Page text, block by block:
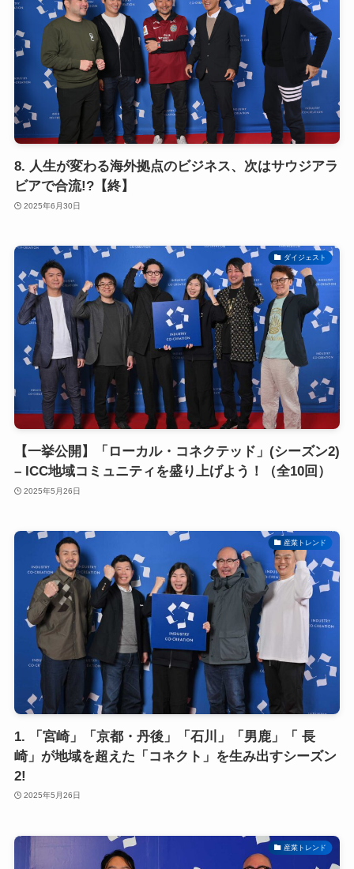
8. 人生が変わる海外拠点のビジネス、次はサウジアラ
ビアで合流!?【終】
2025年6月30日
ダイジェスト
【一挙公開】「ローカル・コネクテッド」(シーズン2)
– ICC地域コミュニティを盛り上げよう！（全10回）
2025年5月26日
産業トレンド
1. 「宮崎」「京都・丹後」「石川」「男鹿」「 長
崎」が地域を超えた「コネクト」を生み出すシーズン
2!
2025年5月26日
産業トレンド